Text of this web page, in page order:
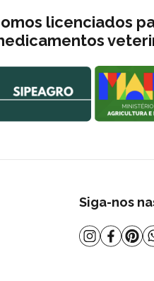
licenciados
Siga-nos